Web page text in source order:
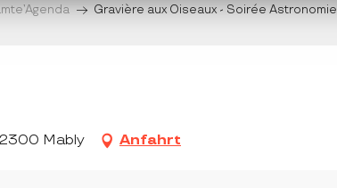
Gravière aux Oiseaux - Soirée Astronomie
Mably Anfahrt